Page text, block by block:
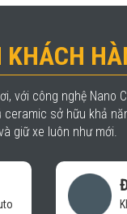
KHÁCH
với công nghệ
sở hữu khả
giữ xe luôn như mới.